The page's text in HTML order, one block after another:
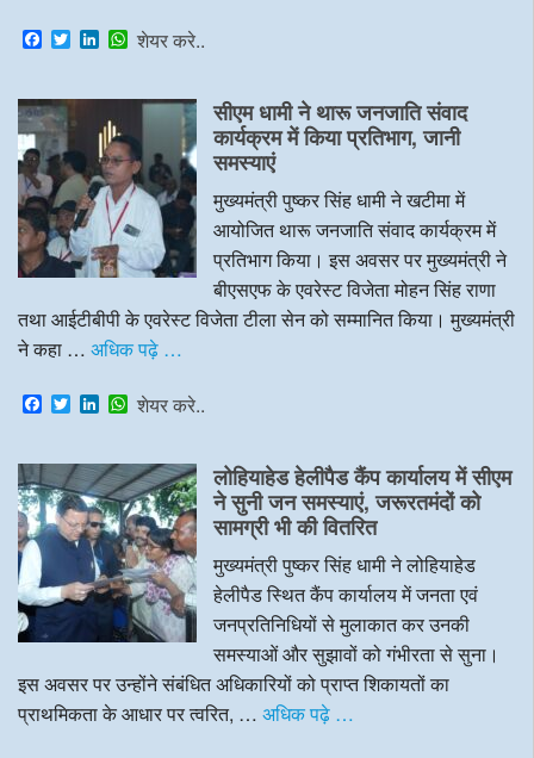
F
a
e
b
o
o
k
T
w
t
e
r
L
k
e
d
I
n
W
t
A
p
p
शेयर करे..
सीएम धामी ने थारू जनजाति संवाद
कार्यक्रम में किया प्रतिभाग, जानी
समस्याएं
मुख्यमंत्री पुष्कर सिंह धामी ने खटीमा में
आयोजित थारू जनजाति संवाद कार्यक्रम में
प्रतिभाग किया। इस अवसर पर मुख्यमंत्री ने
बीएसएफ के एवरेस्ट विजेता मोहन सिंह राणा
तथा आईटीबीपी के एवरेस्ट विजेता टीला सेन को सम्मानित किया। मुख्यमंत्री
ने कहा … अधिक पढ़े …
F
a
e
b
o
o
k
T
w
t
t
e
r
L
k
e
d
I
n
W
t
s
A
p
p
शेयर करे..
लोहियाहेड हेलीपैड कैंप कार्यालय में सीएम
ने सुनी जन समस्याएं, जरूरतमंदों को
सामग्री भी की वितरित
मुख्यमंत्री पुष्कर सिंह धामी ने लोहियाहेड
हेलीपैड स्थित कैंप कार्यालय में जनता एवं
जनप्रतिनिधियों से मुलाकात कर उनकी
समस्याओं और सुझावों को गंभीरता से सुना।
इस अवसर पर उन्होंने संबंधित अधिकारियों को प्राप्त शिकायतों का
प्राथमिकता के आधार पर त्वरित, … अधिक पढ़े …